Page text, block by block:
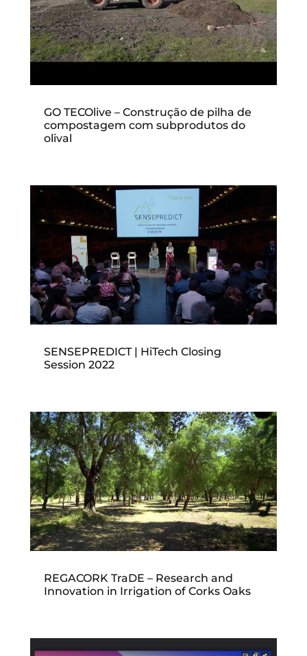
GO TECOlive – Construção de pilha de
compostagem com subprodutos do
olival
SENSEPREDICT | HiTech Closing
Session 2022
REGACORK TraDE – Research and
Innovation in Irrigation of Corks Oaks